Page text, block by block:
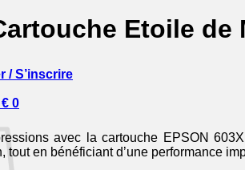
/ S’inscrire
€ 0
Etoile de
avec la cartouche EPSON
tout en bénéficiant d’une performance